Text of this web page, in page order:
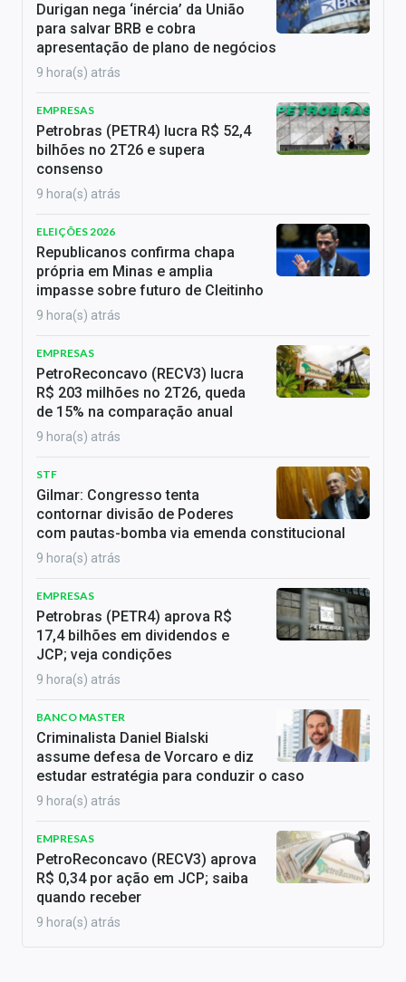
Durigan nega ‘inércia’ da União
para salvar BRB e cobra
apresentação de plano de negócios
9 hora(s) atrás
EMPRESAS
Petrobras (PETR4) lucra R$ 52,4
bilhões no 2T26 e supera
consenso
9 hora(s) atrás
ELEIÇÕES 2026
Republicanos confirma chapa
própria em Minas e amplia
impasse sobre futuro de Cleitinho
9 hora(s) atrás
EMPRESAS
PetroReconcavo (RECV3) lucra
R$ 203 milhões no 2T26, queda
de 15% na comparação anual
9 hora(s) atrás
STF
Gilmar: Congresso tenta
contornar divisão de Poderes
com pautas-bomba via emenda constitucional
9 hora(s) atrás
EMPRESAS
Petrobras (PETR4) aprova R$
17,4 bilhões em dividendos e
JCP; veja condições
9 hora(s) atrás
BANCO MASTER
Criminalista Daniel Bialski
assume defesa de Vorcaro e diz
estudar estratégia para conduzir o caso
9 hora(s) atrás
EMPRESAS
PetroReconcavo (RECV3) aprova
R$ 0,34 por ação em JCP; saiba
quando receber
9 hora(s) atrás